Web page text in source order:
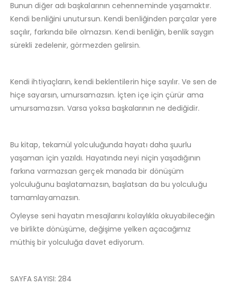
Bunun diğer adı başkalarının cehenneminde yaşamaktır.
Kendi benliğini unutursun. Kendi benliğinden parçalar yere
saçılır, farkında bile olmazsın. Kendi benliğin, benlik saygın
sürekli zedelenir, görmezden gelirsin.
Kendi ihtiyaçların, kendi beklentilerin hiçe sayılır. Ve sen de
hiçe sayarsın, umursamazsın. İçten içe için çürür ama
umursamazsın. Varsa yoksa başkalarının ne dediğidir.
Bu kitap, tekamül yolculuğunda hayatı daha şuurlu
yaşaman için yazıldı. Hayatında neyi niçin yaşadığının
farkına varmazsan gerçek manada bir dönüşüm
yolculuğunu başlatamazsın, başlatsan da bu yolculuğu
tamamlayamazsın.
Öyleyse seni hayatın mesajlarını kolaylıkla okuyabileceğin
ve birlikte dönüşüme, değişime yelken açacağımız
müthiş bir yolculuğa davet ediyorum.
SAYFA SAYISI: 284